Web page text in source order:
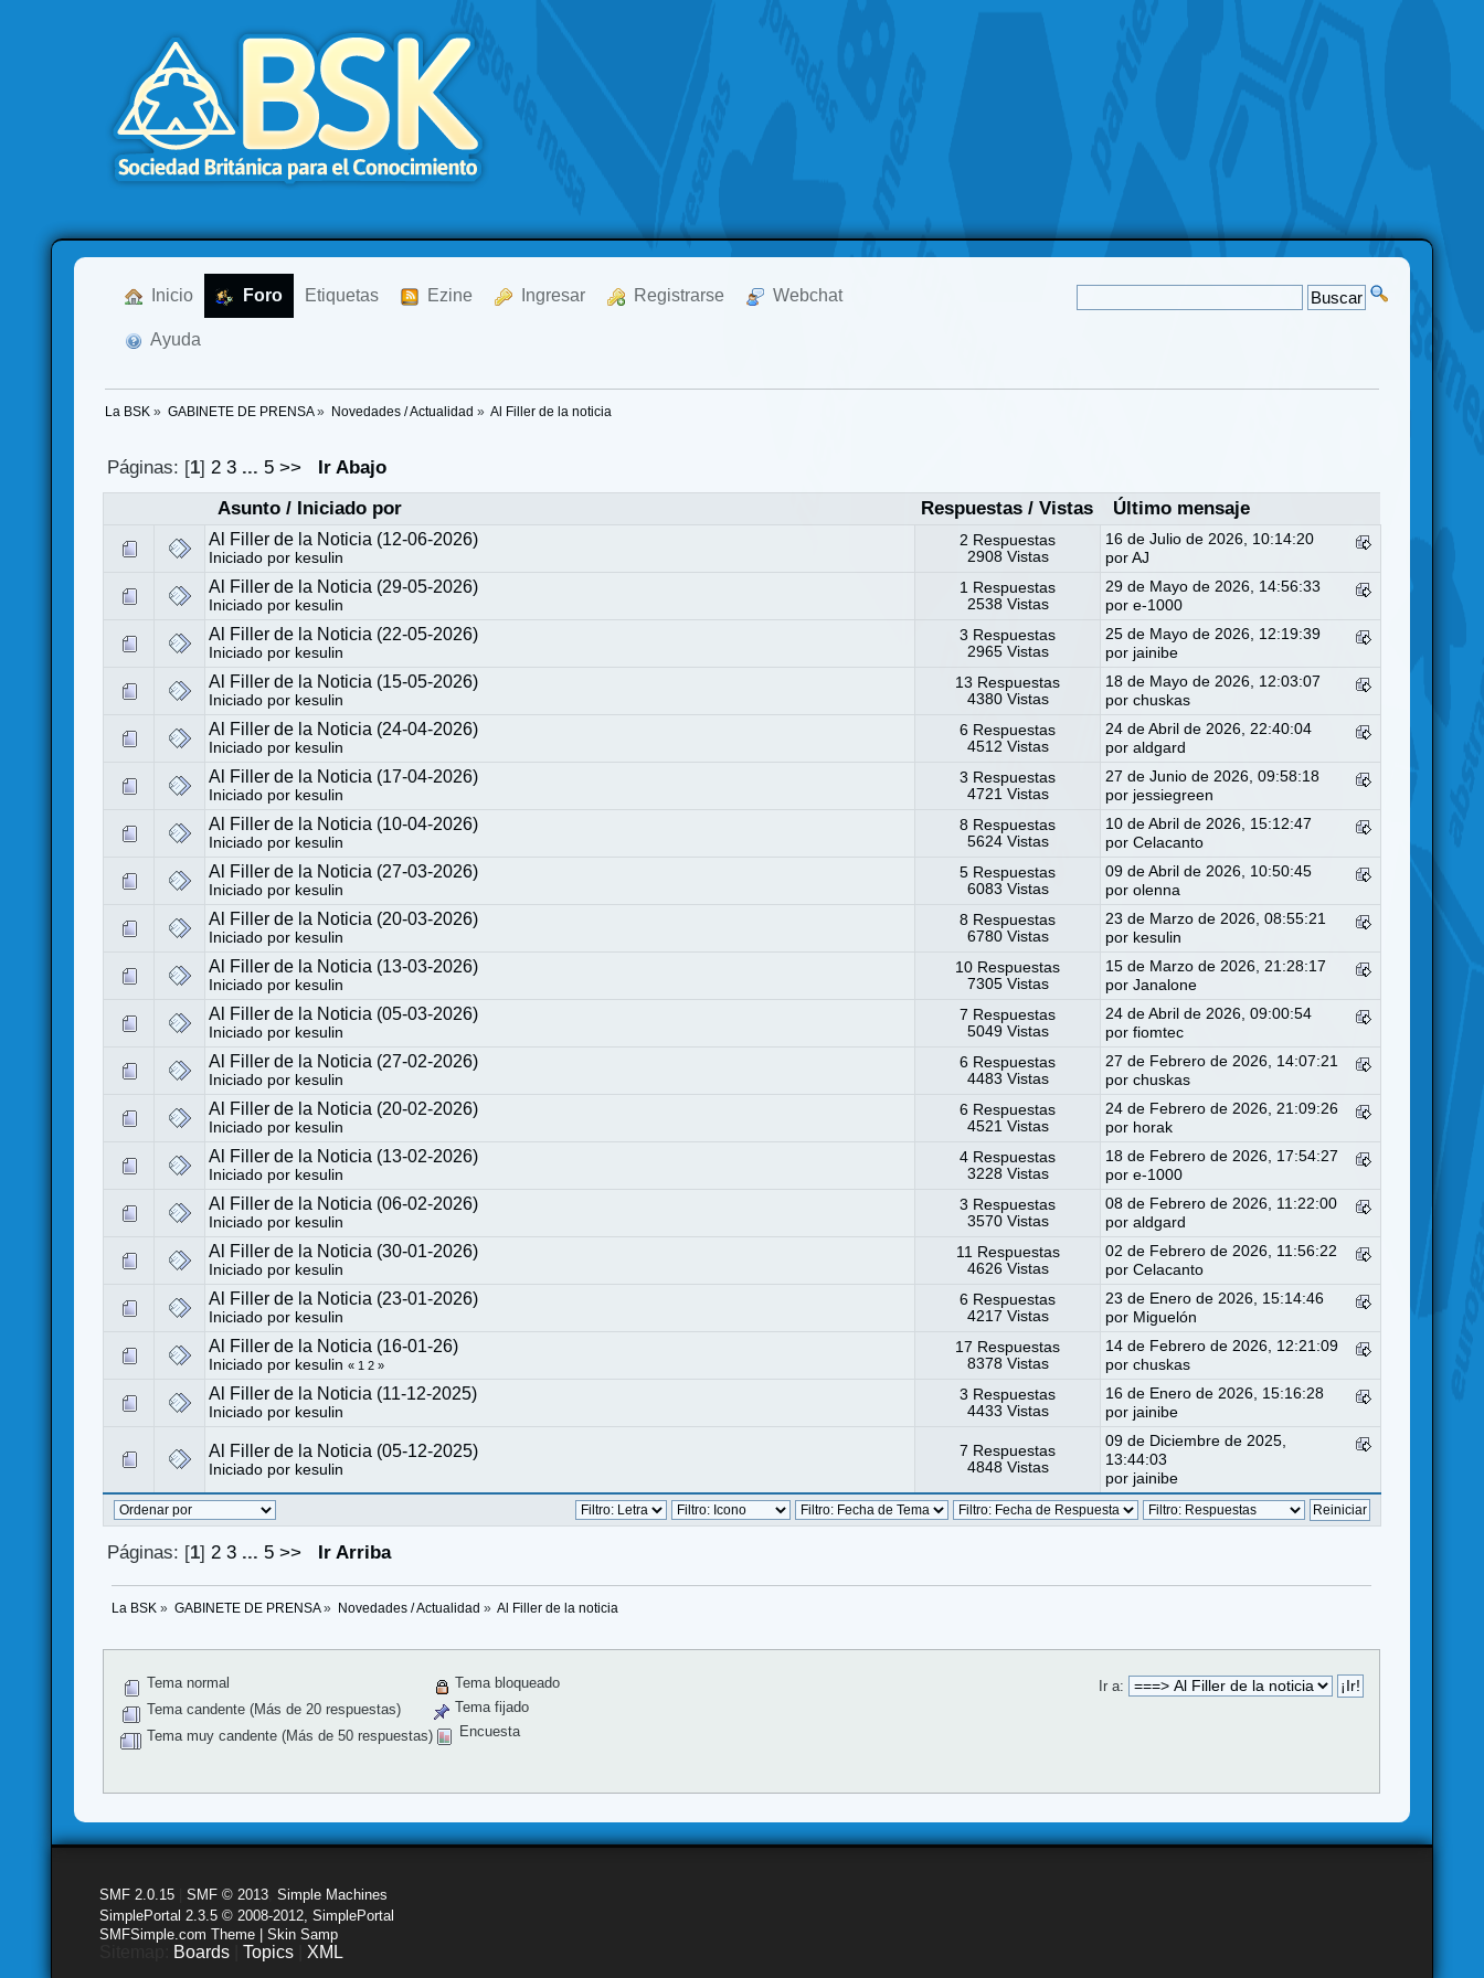
Inicio Foro Etiquetas Ezine Ingresar Registrarse Webchat
Ayuda
La BSK » GABINETE DE PRENSA» Novedades / Actualidad » Al Filler de la noticia
Páginas: [1] 2 3 ... 5 >>
Ir Abajo
Asunto/ Iniciado por Respuestas /Vistas Último mensaje
Al Filler de la Noticia (12-06-2026)
Iniciado por kesulin
2 Respuestas
2908 Vistas
16 de Julio de 2026, 10:14:20
porAJ
Al Filler de la Noticia (29-05-2026)
Iniciado por kesulin
1 Respuestas
2538 Vistas
29 de Mayo de 2026, 14:56:33
pore-1000
Al Filler de la Noticia (22-05-2026)
Iniciado por kesulin
3 Respuestas
2965 Vistas
25 de Mayo de 2026, 12:19:39
por jainibe
Al Filler de la Noticia (15-05-2026)
Iniciado por kesulin
13 Respuestas
4380 Vistas
18 de Mayo de 2026, 12:03:07
porchuskas
Al Filler de la Noticia (24-04-2026)
Iniciado por kesulin
6 Respuestas
4512 Vistas
24 de Abril de 2026, 22:40:04
poraldgard
Al Filler de la Noticia (17-04-2026)
Iniciado por kesulin
3 Respuestas
4721 Vistas
27 de Junio de 2026, 09:58:18
por jessiegreen
Al Filler de la Noticia (10-04-2026)
Iniciado por kesulin
8 Respuestas
5624 Vistas
10 de Abril de 2026, 15:12:47
porCelacanto
Al Filler de la Noticia (27-03-2026)
Iniciado por kesulin
5 Respuestas
6083 Vistas
09 de Abril de 2026, 10:50:45
porolenna
Al Filler de la Noticia (20-03-2026)
Iniciado por kesulin
8 Respuestas
6780 Vistas
23 de Marzo de 2026, 08:55:21
por kesulin
Al Filler de la Noticia (13-03-2026)
Iniciado por kesulin
10 Respuestas
7305 Vistas
15 de Marzo de 2026, 21:28:17
porJanalone
Al Filler de la Noticia (05-03-2026)
Iniciado por kesulin
7 Respuestas
5049 Vistas
24 de Abril de 2026, 09:00:54
porfiomtec
Al Filler de la Noticia (27-02-2026)
Iniciado por kesulin
6 Respuestas
4483 Vistas
27 de Febrero de 2026, 14:07:21
porchuskas
Al Filler de la Noticia (20-02-2026)
Iniciado por kesulin
6 Respuestas
4521 Vistas
24 de Febrero de 2026, 21:09:26
por horak
Al Filler de la Noticia (13-02-2026)
Iniciado por kesulin
4 Respuestas
3228 Vistas
18 de Febrero de 2026, 17:54:27
pore-1000
Al Filler de la Noticia (06-02-2026)
Iniciado por kesulin
3 Respuestas
3570 Vistas
08 de Febrero de 2026, 11:22:00
poraldgard
Al Filler de la Noticia (30-01-2026)
Iniciado por kesulin
11 Respuestas
4626 Vistas
02 de Febrero de 2026, 11:56:22
porCelacanto
Al Filler de la Noticia (23-01-2026)
Iniciado por kesulin
6 Respuestas
4217 Vistas
23 de Enero de 2026, 15:14:46
por Miguelón
Al Filler de la Noticia (16-01-26)
Iniciado por kesulin « 1 2 »
17 Respuestas
8378 Vistas
14 de Febrero de 2026, 12:21:09
porchuskas
Al Filler de la Noticia (11-12-2025)
Iniciado por kesulin
3 Respuestas
4433 Vistas
16 de Enero de 2026, 15:16:28
por jainibe
Al Filler de la Noticia (05-12-2025)
Iniciado por kesulin
7 Respuestas
4848 Vistas
09 de Diciembre de 2025,
13:44:03
por jainibe
Páginas: [1] 2 3 ... 5 >> Ir Arriba
La BSK » GABINETE DE PRENSA» Novedades / Actualidad » Al Filler de la noticia
Ir a:
Tema normal
Tema candente (Más de 20 respuestas)
Tema muy candente (Más de 50 respuestas)
Tema bloqueado
Tema fijado
Encuesta
SMF 2.0.15 |SMF © 2013 ,Simple Machines
SimplePortal 2.3.5 © 2008-2012, SimplePortal
SMFSimple.com Theme | Skin Samp
Boards |Topics XML